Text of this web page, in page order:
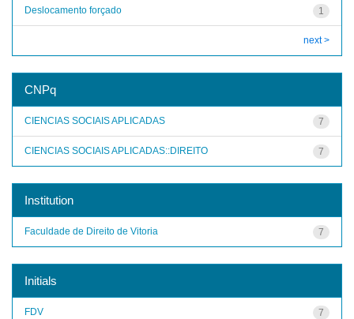
1
Deslocamento forçado
next >
CNPq
7
CIENCIAS SOCIAIS APLICADAS
7
CIENCIAS SOCIAIS APLICADAS::DIREITO
Institution
7
Faculdade de Direito de Vitoria
Initials
7
FDV